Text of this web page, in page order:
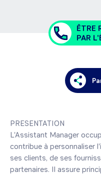
ÊTRE
PAR
PRESENTATION
L'Assistant Manager
contribue à personnaliser
ses clients, de ses
partenaires. Il assure